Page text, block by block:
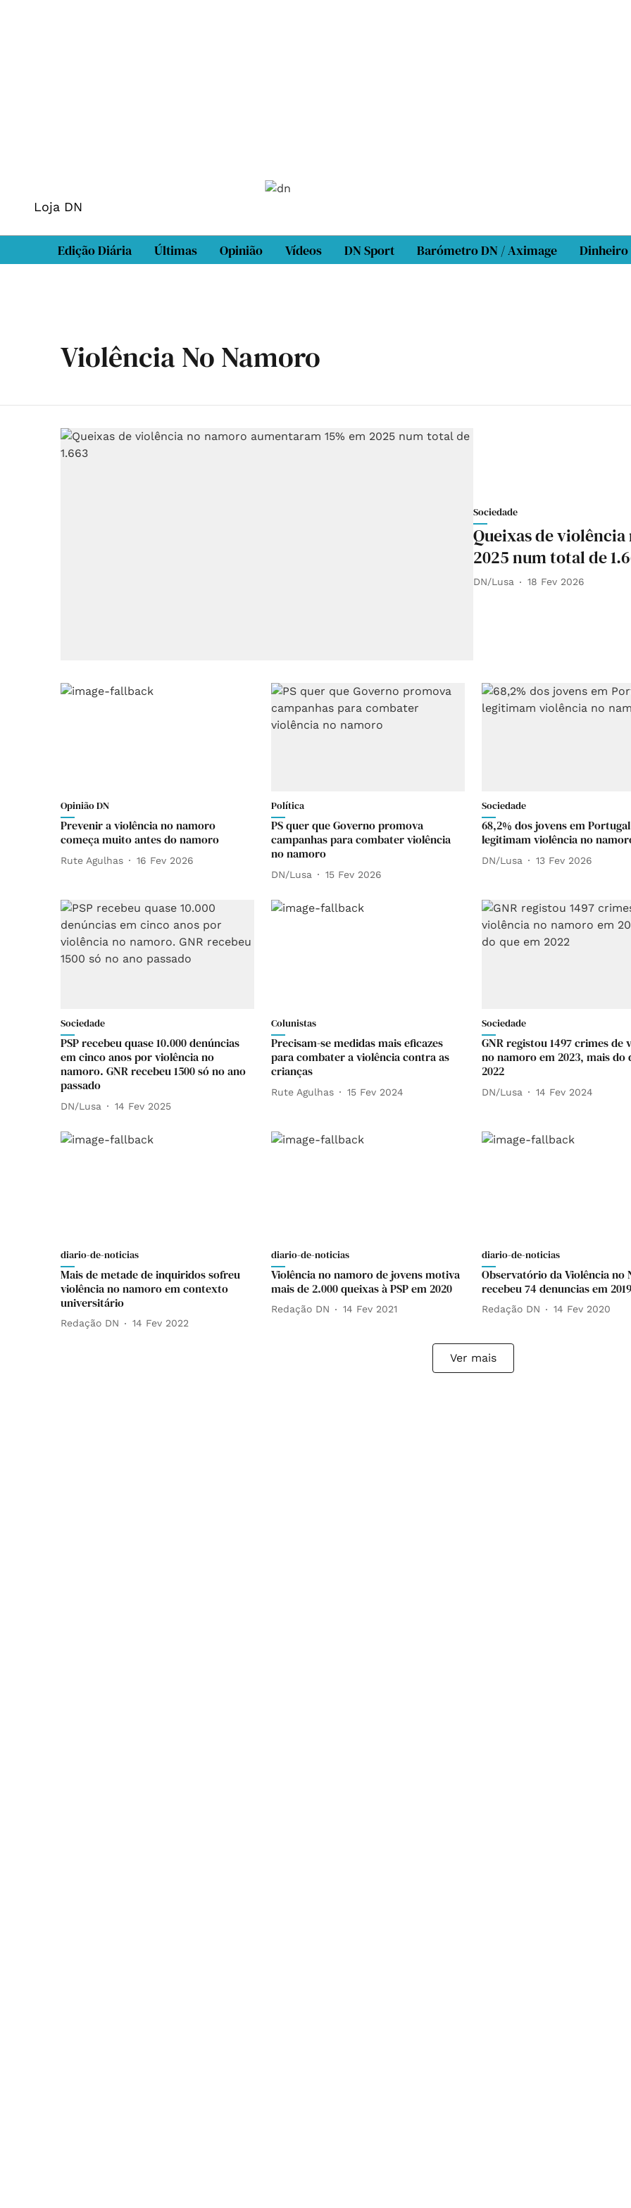
Loja DN
Edição Diária Últimas Opinião Vídeos DN Sport Barómetro DN / Aximage Dinheiro
Violência No Namoro
Sociedade
Queixas de
2025 num total de
DN/Lusa 18 Fev 2026
Opinião DN
Prevenir a violência no namoro
começa muito antes do namoro
Rute Agulhas 16 Fev 2026
Política
PS quer que Governo promova
campanhas para combater violência
no namoro
DN/Lusa 15 Fev 2026
Sociedade
68,2% dos jovens em Portugal
legitimam violência no
DN/Lusa 13 Fev 2026
Sociedade
PSP recebeu quase 10.000 denúncias
em cinco anos por violência no
namoro. GNR recebeu 1500 só no ano
passado
DN/Lusa 14 Fev 2025
Colunistas
Precisam-se medidas mais eficazes
para combater a violência contra as
crianças
Rute Agulhas 15 Fev 2024
Sociedade
GNR registou 1497 crimes de
no namoro em 2023, mais do
2022
DN/Lusa 14 Fev 2024
diario-de-noticias
Mais de metade de inquiridos sofreu
violência no namoro em contexto
universitário
Redação DN 14 Fev 2022
diario-de-noticias
Violência no namoro de jovens motiva
mais de 2.000 queixas à PSP em 2020
Redação DN 14 Fev 2021
diario-de-noticias
Observatório da Violência no
recebeu 74 denuncias em 2019
Redação DN 14 Fev 2020
Ver mais